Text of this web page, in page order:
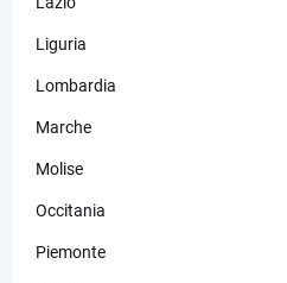
Liguria
Lombardia
Marche
Molise
Occitania
Piemonte